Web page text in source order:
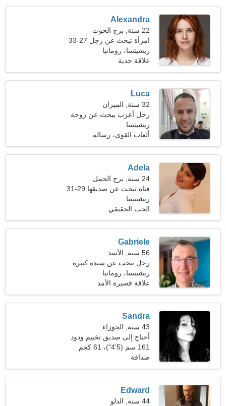
Alexandra
22 سنة, برج الحوت
امرأة تبحث عن رجل 27-33
ريشيتسا، رومانيا
علاقة جدية
Luca
32 سنة, الميزان
رجل أعزب يبحث عن زوجة
22-29
ريشيتسا
ألعاب القوى، رسالة
Adela
24 سنة, برج الحمل
فتاة تبحث عن صديقها 29-31
ريشيتسا
الحب الحقيقي
Gabriele
56 سنة, الأسد
رجل يبحث عن سيدة كبيرة
ريشيتسا، رومانيا
علاقة قصيرة الأمد
Sandra
43 سنة, الجوزاء
أحتاج إلى صديق تخييم ودود
161 سم (5'4")، 61 كجم
(134 رطلا)
صداقة
Edward
44 سنة, الدلو